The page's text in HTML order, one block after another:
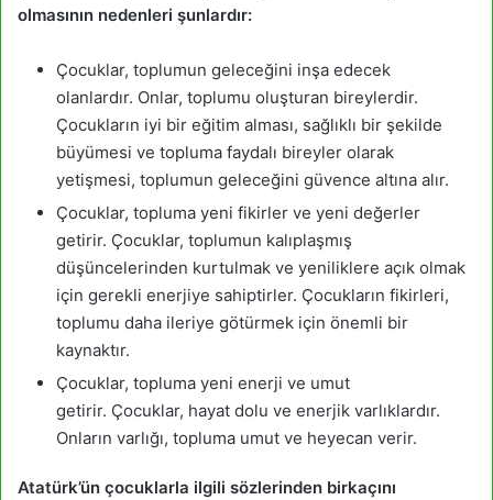
olmasının nedenleri şunlardır:
Çocuklar, toplumun geleceğini inşa edecek
olanlardır. Onlar, toplumu oluşturan bireylerdir.
Çocukların iyi bir eğitim alması, sağlıklı bir şekilde
büyümesi ve topluma faydalı bireyler olarak
yetişmesi, toplumun geleceğini güvence altına alır.
Çocuklar, topluma yeni fikirler ve yeni değerler
getirir. Çocuklar, toplumun kalıplaşmış
düşüncelerinden kurtulmak ve yeniliklere açık olmak
için gerekli enerjiye sahiptirler. Çocukların fikirleri,
toplumu daha ileriye götürmek için önemli bir
kaynaktır.
Çocuklar, topluma yeni enerji ve umut
getirir. Çocuklar, hayat dolu ve enerjik varlıklardır.
Onların varlığı, topluma umut ve heyecan verir.
Atatürk’ün çocuklarla ilgili sözlerinden birkaçını